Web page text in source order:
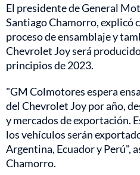
El presidente de General
Santiago Chamorro, explicó
proceso de ensamblaje y
Chevrolet Joy será
principios de 2023.
"GM Colmotores espera
del Chevrolet Joy por año,
y mercados de exportación.
los vehículos serán
Argentina, Ecuador y Perú",
Chamorro.